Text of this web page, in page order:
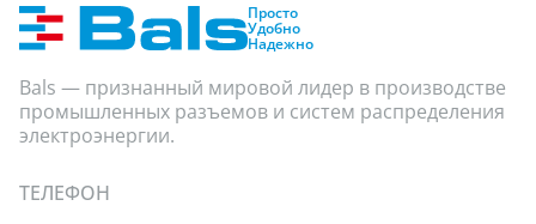
Просто
Удобно
Надежно
Bals — признанный мировой лидер в производстве
промышленных разъемов и систем распределения
электроэнергии.
ТЕЛЕФОН